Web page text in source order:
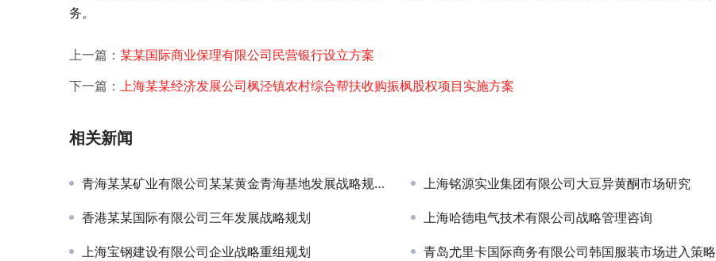
务。
上一篇： 某某国际商业保理有限公司民营银行设立方案
下一篇： 上海某某经济发展公司枫泾镇农村综合帮扶收购振枫股权项目实施方案
相关新闻
青海某某矿业有限公司某某黄金青海基地发展战略规划-行业及竞争对手研究 上海铭源实业集团有限公司大豆异黄酮市场研究
香港某某国际有限公司三年发展战略规划 上海哈德电气技术有限公司战略管理咨询
上海宝钢建设有限公司企业战略重组规划 青岛尤里卡国际商务有限公司韩国服装市场进入策略研究